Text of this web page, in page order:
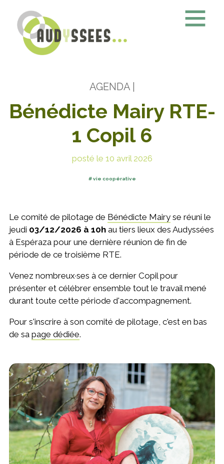
AGENDA|
Bénédicte Mairy RTE-
1 Copil 6
posté le 10 avril 2026
vie coopérative
Le comité de pilotage de Bénédicte Mairyse réuni le
jeudi 03/12/2026 à 10h au tiers lieux des Audyssées
à Espéraza pour une dernière réunion de fin de
période de ce troisième RTE.
Venez nombreux·ses à ce dernier Copil pour
présenter et célébrer ensemble tout le travail mené
durant toute cette période d'accompagnement.
Pour s'inscrire à son comité de pilotage, c'est en bas
de sa page dédiée.